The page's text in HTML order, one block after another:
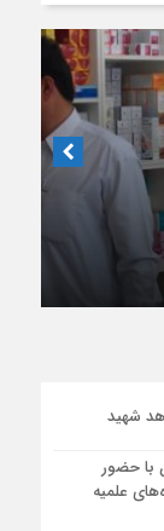
کشور به
جنگ با آمریکا
قرارگاه بلاغ
شهید
با حضور
علمیه